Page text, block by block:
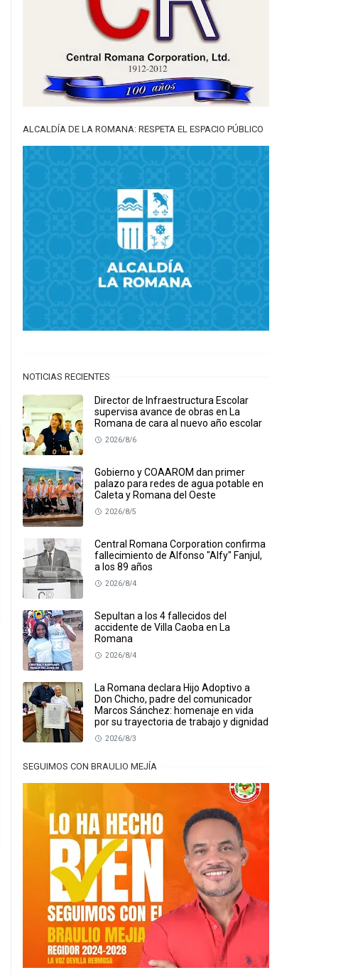
ALCALDÍA DE LA ROMANA: RESPETA EL ESPACIO PÚBLICO
NOTICIAS RECIENTES
Director de Infraestructura Escolar
supervisa avance de obras en La
Romana de cara al nuevo año escolar
2026/8/6
Gobierno y COAAROM dan primer
palazo para redes de agua potable en
Caleta y Romana del Oeste
2026/8/5
Central Romana Corporation confirma
fallecimiento de Alfonso "Alfy" Fanjul,
a los 89 años
2026/8/4
Sepultan a los 4 fallecidos del
accidente de Villa Caoba en La
Romana
2026/8/4
La Romana declara Hijo Adoptivo a
Don Chicho, padre del comunicador
Marcos Sánchez: homenaje en vida
por su trayectoria de trabajo y dignidad
2026/8/3
SEGUIMOS CON BRAULIO MEJÍA